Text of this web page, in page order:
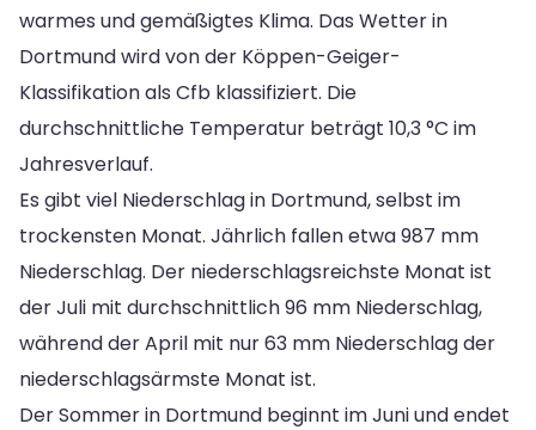
warmes und gemäßigtes Klima. Das Wetter in
Dortmund wird von der Köppen-Geiger-
Klassifikation als Cfb klassifiziert. Die
durchschnittliche Temperatur beträgt 10,3 °C im
Jahresverlauf.
Es gibt viel Niederschlag in Dortmund, selbst im
trockensten Monat. Jährlich fallen etwa 987 mm
Niederschlag. Der niederschlagsreichste Monat ist
der Juli mit durchschnittlich 96 mm Niederschlag,
während der April mit nur 63 mm Niederschlag der
niederschlagsärmste Monat ist.
Der Sommer in Dortmund beginnt im Juni und endet